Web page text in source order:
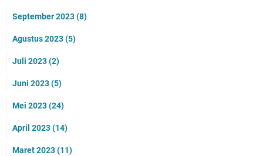
September 2023(8)
Agustus 2023(5)
Juli 2023(2)
Juni 2023(5)
Mei 2023(24)
April 2023(14)
Maret 2023(11)